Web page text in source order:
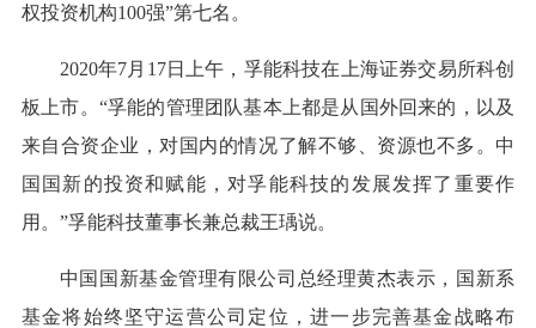
权投资机构100强”第七名。
2020年7月17日上午，孚能科技在上海证券交易所科创
板上市。“孚能的管理团队基本上都是从国外回来的，以及
来自合资企业，对国内的情况了解不够、资源也不多。中
国国新的投资和赋能，对孚能科技的发展发挥了重要作
用。”孚能科技董事长兼总裁王瑀说。
中国国新基金管理有限公司总经理黄杰表示，国新系
基金将始终坚守运营公司定位，进一步完善基金战略布